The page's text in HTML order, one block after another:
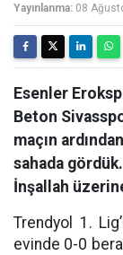
Yayınlanma: 08
Esenler
Beton
maçın
sahada
İnşallah
Trendyol 1.
evinde 0-0